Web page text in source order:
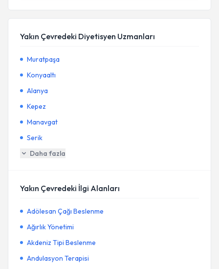
Yakın Çevredeki Diyetisyen Uzmanları
Muratpaşa
Konyaaltı
Alanya
Kepez
Manavgat
Serik
Daha fazla
Yakın Çevredeki İlgi Alanları
Adölesan Çağı Beslenme
Ağırlık Yönetimi
Akdeniz Tipi Beslenme
Andulasyon Terapisi